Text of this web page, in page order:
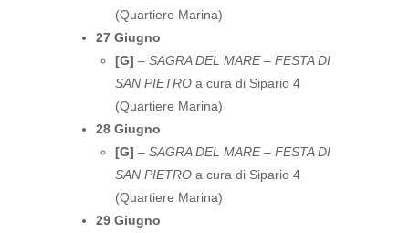
(Quartiere Marina)
27 Giugno
[G] – SAGRA DEL MARE – FESTA DI
SAN PIETRO a cura di Sipario 4
(Quartiere Marina)
28 Giugno
[G] – SAGRA DEL MARE – FESTA DI
SAN PIETRO a cura di Sipario 4
(Quartiere Marina)
29 Giugno